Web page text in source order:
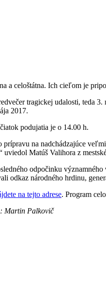
a celoštátna. Ich cieľom je
tragickej udalosti, teda
2017.
podujatia je o 14.00 h.
prípravu na nadchádzajúce
Matúš Valihora z
odpočinku
odkaz národného hrdinu,
na tejto adrese. Program
Martin Palkovič